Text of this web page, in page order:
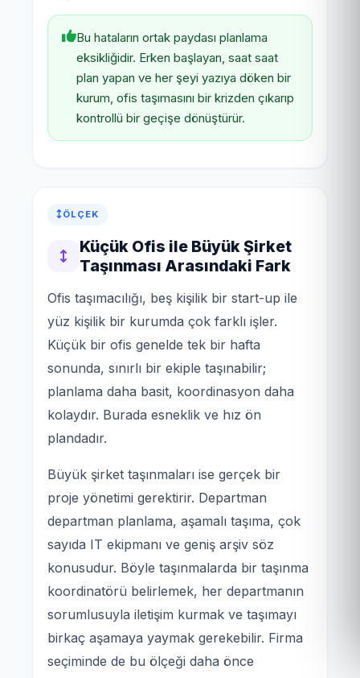
Bu hataların ortak paydası planlama
eksikliğidir. Erken başlayan, saat saat
plan yapan ve her şeyi yazıya döken bir
kurum, ofis taşımasını bir krizden çıkarıp
kontrollü bir geçişe dönüştürür.
ÖLÇEK
Küçük Ofis ile Büyük Şirket
Taşınması Arasındaki Fark
Ofis taşımacılığı, beş kişilik bir start-up ile
yüz kişilik bir kurumda çok farklı işler.
Küçük bir ofis genelde tek bir hafta
sonunda, sınırlı bir ekiple taşınabilir;
planlama daha basit, koordinasyon daha
kolaydır. Burada esneklik ve hız ön
plandadır.
Büyük şirket taşınmaları ise gerçek bir
proje yönetimi gerektirir. Departman
departman planlama, aşamalı taşıma, çok
sayıda IT ekipmanı ve geniş arşiv söz
konusudur. Böyle taşınmalarda bir taşınma
koordinatörü belirlemek, her departmanın
sorumlusuyla iletişim kurmak ve taşımayı
birkaç aşamaya yaymak gerekebilir. Firma
seçiminde de bu ölçeği daha önce